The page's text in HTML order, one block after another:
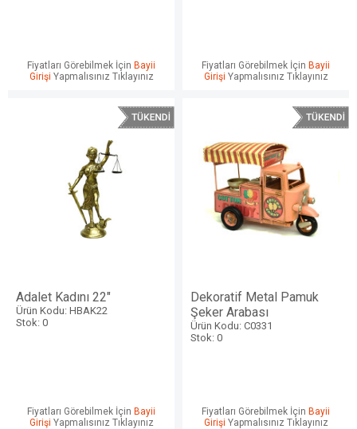
Fiyatları Görebilmek İçin Bayii
Girişi Yapmalısınız Tıklayınız
Fiyatları Görebilmek İçin Bayii
Girişi Yapmalısınız Tıklayınız
Adalet Kadını 22"
Ürün Kodu: HBAK22
Stok: 0
Fiyatları Görebilmek İçin Bayii
Girişi Yapmalısınız Tıklayınız
Dekoratif Metal Pamuk
Şeker Arabası
Ürün Kodu: C0331
Stok: 0
Fiyatları Görebilmek İçin Bayii
Girişi Yapmalısınız Tıklayınız